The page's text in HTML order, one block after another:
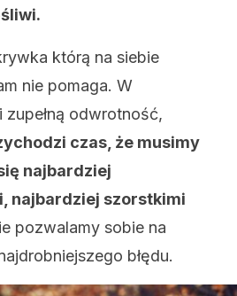
którą na siebie
nie pomaga. W
odwrotność,
czas, że musimy
najbardziej
najbardziej szorstkimi
pozwalamy sobie na
błędu.